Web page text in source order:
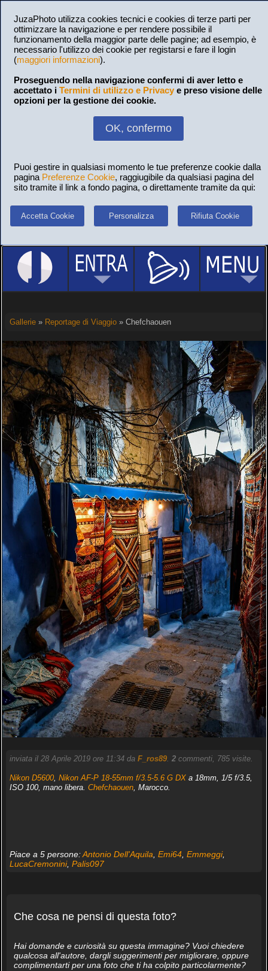
JuzaPhoto utilizza cookies tecnici e cookies di terze parti per
ottimizzare la navigazione e per rendere possibile il
funzionamento della maggior parte delle pagine; ad esempio, è
necessario l'utilizzo dei cookie per registarsi e fare il login
(maggiori informazioni).
Proseguendo nella navigazione confermi di aver letto e
accettato i Termini di utilizzo e Privacy e preso visione delle
opzioni per la gestione dei cookie.
OK, confermo
Puoi gestire in qualsiasi momento le tue preferenze cookie dalla
pagina Preferenze Cookie, raggiugibile da qualsiasi pagina del
sito tramite il link a fondo pagina, o direttamente tramite da qui:
Accetta Cookie Personalizza Rifiuta Cookie
Gallerie» Reportage di Viaggio» Chefchaouen
inviata il 28 Aprile 2019 ore 11:34 da F_ros89. 2commenti, 785 visite.
Nikon D5600, Nikon AF-P 18-55mm f/3.5-5.6 G DXa 18mm, 1/5 f/3.5,
ISO 100, mano libera. Chefchaouen, Marocco.
Piace a 5 persone:Antonio Dell'Aquila Emi64, Emmeggi,
LucaCremonini, Palis097
Che cosa ne pensi di questa foto?
Hai domande e curiosità su questa immagine? Vuoi chiedere
qualcosa all'autore, dargli suggerimenti per migliorare, oppure
complimentarti per una foto che ti ha colpito particolarmente?